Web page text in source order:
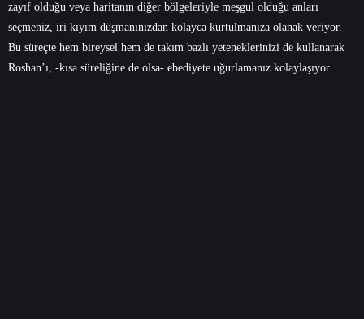
zayıf olduğu veya haritanın diğer bölgeleriyle meşgul olduğu anları
seçmeniz, iri kıyım düşmanınızdan kolayca kurtulmanıza olanak veriyor.
Bu süreçte hem bireysel hem de takım bazlı yeteneklerinizi de kullanarak
Roshan’ı, -kısa süreliğine de olsa- ebediyete uğurlamanız kolaylaşıyor.